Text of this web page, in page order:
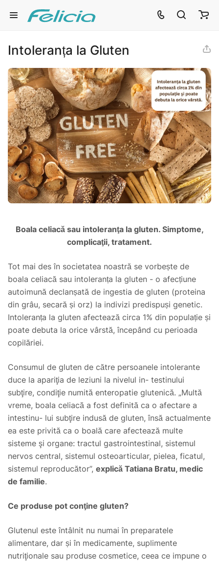
Intoleranța la Gluten
Boala celiacă sau intoleranţa la gluten. Simptome,
complicaţii, tratament.
Tot mai des în societatea noastră se vorbește de
boala celiacă sau intoleranța la gluten - o afecțiune
autoimună declanșată de ingestia de gluten (proteina
din grâu, secară și orz) la indivizi predispuși genetic.
Intoleranța la gluten afectează circa 1% din populație și
poate debuta la orice vârstă, începând cu perioada
copilăriei.
Consumul de gluten de către persoanele intolerante
duce la apariţia de leziuni la nivelul in- testinului
subţire, condiţie numită enteropatie glutenică. „Multă
vreme, boala celiacă a fost definită ca o afectare a
intestinu- lui subţire indusă de gluten, însă actualmente
ea este privită ca o boală care afectează multe
sisteme şi organe: tractul gastrointestinal, sistemul
nervos central, sistemul osteoarticular, pielea, ficatul,
sistemul reproducător”, explică Tatiana Bratu, medic
de familie.
Ce produse pot conţine gluten?
Glutenul este întâlnit nu numai în preparatele
alimentare, dar și în medicamente, suplimente
nutriţionale sau produse cosmetice, ceea ce impune o